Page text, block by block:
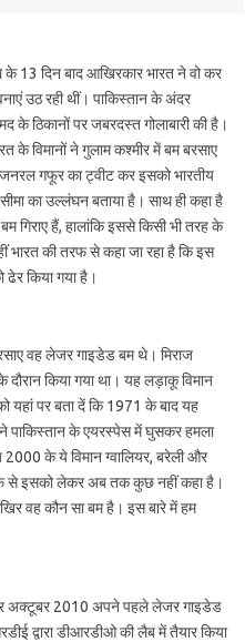
13 दिन बाद आखिरकार भारत ने वो कर
उठ रही थीं। पाकिस्‍तान के अंदर
के ठिकानों पर जबरदस्‍त गोलाबारी की है।
के विमानों ने गुलाम कश्‍मीर में बम बरसाए
गफूर का ट्वीट कर इसको भारतीय
सीमा का उल्‍लंघन बताया है। साथ ही कहा है
गिराए हैं, हालांकि इससे किसी भी तरह के
की तरफ से कहा जा रहा है कि इस
किया गया है।
वह लेजर गाइडेड बम थे। मिराज
किया गया था। यह लड़ाकू विमान
यहां पर बता दें कि 1971 के बाद यह
ने पाकिस्‍तान के एयरस्‍पेस में घुसकर हमला
के ये विमान ग्‍वालियर, बरेली और
से इसको लेकर अब तक कुछ नहीं कहा है।
वह कौन सा बम है। इस बारे में हम
अक्‍टूबर 2010 अपने पहले लेजर गाइडेड
द्वारा डीआरडीओ की लैब में तैयार किया